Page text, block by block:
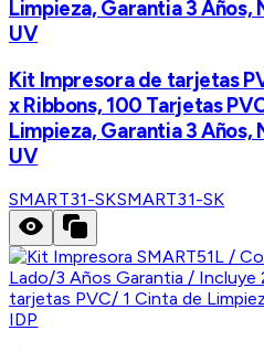
Limpieza, Garantia 3 Años,
UV
Kit Impresora de tarjetas
x Ribbons, 100 Tarjetas
Limpieza, Garantia 3 Años,
UV
SMART31-SKSMART31-SK
IDP